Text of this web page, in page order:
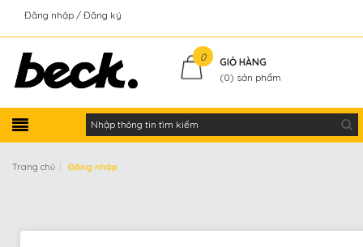
Đăng nhập Đăng ký
0
GIỎ HÀNG
(0) sản phẩm
Trang chủ Đăng nhập